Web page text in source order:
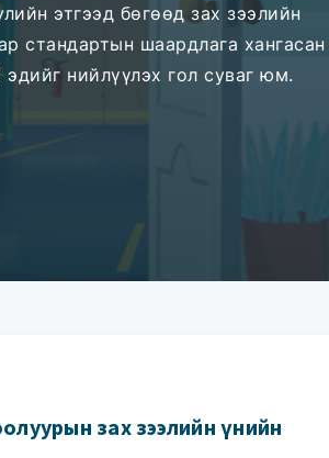
этгээд бөгөөд зах зээлийн
стандартын шаардлага хангасан
эдийг нийлүүлэх гол суваг юм.
зах зээлийн үнийн